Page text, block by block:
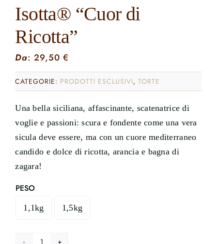
Isotta® “Cuor di
Ricotta”
Da:29,50€
CATEGORIE: PRODOTTI ESCLUSIVI,TORTE
Una bella siciliana, affascinante, scatenatrice di
voglie e passioni: scura e fondente come una vera
sicula deve essere, ma con un cuore mediterraneo
candido e dolce di ricotta, arancia e bagna di
zagara!
PESO
1,1kg 1,5kg